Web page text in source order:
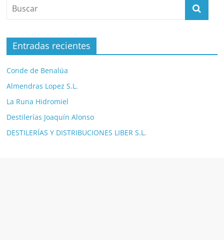
Entradas recientes
Conde de Benalúa
Almendras Lopez S.L.
La Runa Hidromiel
Destilerías Joaquín Alonso
DESTILERÍAS Y DISTRIBUCIONES LIBER S.L.